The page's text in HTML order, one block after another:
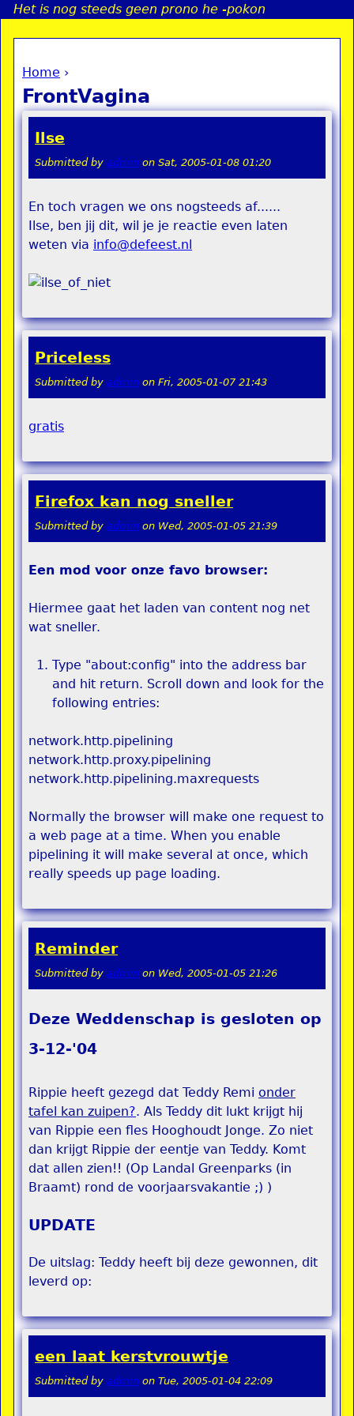
Jump to navigation
Het is nog steeds geen prono he -pokon
You are here
Home ›
FrontVagina
Ilse
Submitted by admin on Sat, 2005-01-08 01:20
En toch vragen we ons nogsteeds af......
Ilse, ben jij dit, wil je je reactie even laten
weten via info@defeest.nl
Priceless
Submitted by admin on Fri, 2005-01-07 21:43
gratis
Firefox kan nog sneller
Submitted by admin on Wed, 2005-01-05 21:39
Een mod voor onze favo browser:
Hiermee gaat het laden van content nog net
wat sneller.
Type "about:config" into the address bar
and hit return. Scroll down and look for the
following entries:
network.http.pipelining
network.http.proxy.pipelining
network.http.pipelining.maxrequests
Normally the browser will make one request to
a web page at a time. When you enable
pipelining it will make several at once, which
really speeds up page loading.
Reminder
Submitted by admin on Wed, 2005-01-05 21:26
Deze Weddenschap is gesloten op
3-12-'04
Rippie heeft gezegd dat Teddy Remi onder
tafel kan zuipen?. Als Teddy dit lukt krijgt hij
van Rippie een fles Hooghoudt Jonge. Zo niet
dan krijgt Rippie der eentje van Teddy. Komt
dat allen zien!! (Op Landal Greenparks (in
Braamt) rond de voorjaarsvakantie ;) )
UPDATE
De uitslag: Teddy heeft bij deze gewonnen, dit
leverd op:
een laat kerstvrouwtje
Submitted by admin on Tue, 2005-01-04 22:09